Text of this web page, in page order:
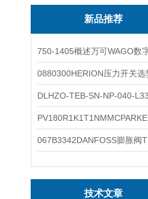
新品推荐
技术文章